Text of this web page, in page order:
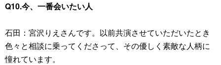
Q10.今、一番会いたい人
石田：宮沢りえさんです。以前共演させていただいたとき
色々と相談に乗ってくださって、その優しく素敵な人柄に
憧れています。